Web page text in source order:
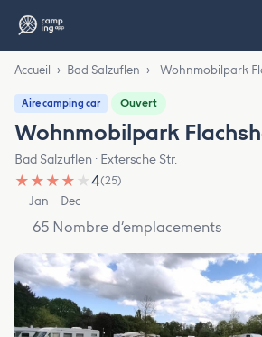
Accueil › Bad Salzuflen › Wohn­mo­bil­park
Aire camping car Ouvert
Wohn­mo­bil­park
Bad Salzuflen · Extersche Str.
★ ★ ★ ★ ★4(25)
Jan – Dec
65 Nombre d’emplacements